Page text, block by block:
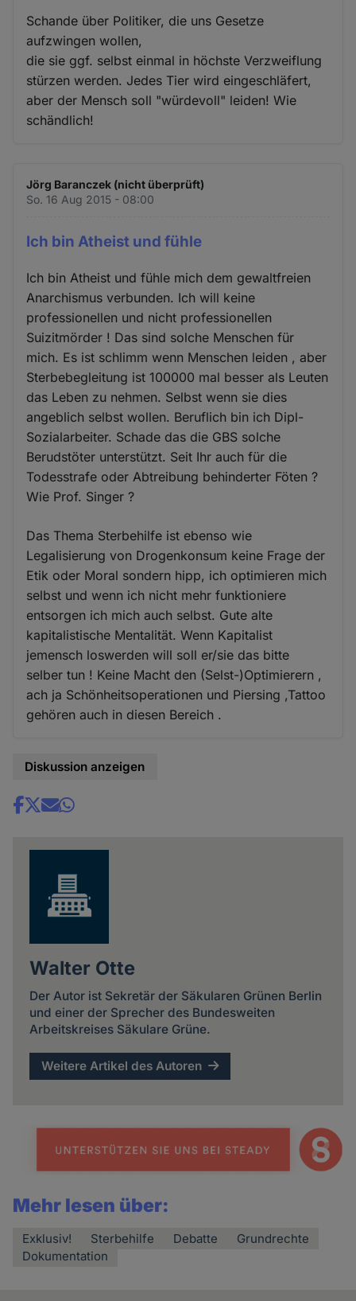
Schande über Politiker, die uns Gesetze
aufzwingen wollen,
die sie ggf. selbst einmal in höchste Verzweiflung
stürzen werden. Jedes Tier wird eingeschläfert,
aber der Mensch soll "würdevoll" leiden! Wie
schändlich!
Jörg Baranczek (nicht überprüft)
So. 16 Aug 2015 - 08:00
Ich bin Atheist und fühle
Ich bin Atheist und fühle mich dem gewaltfreien
Anarchismus verbunden. Ich will keine
professionellen und nicht professionellen
Suizitmörder ! Das sind solche Menschen für
mich. Es ist schlimm wenn Menschen leiden , aber
Sterbebegleitung ist 100000 mal besser als Leuten
das Leben zu nehmen. Selbst wenn sie dies
angeblich selbst wollen. Beruflich bin ich Dipl-
Sozialarbeiter. Schade das die GBS solche
Berudstöter unterstützt. Seit Ihr auch für die
Todesstrafe oder Abtreibung behinderter Föten ?
Wie Prof. Singer ?
Das Thema Sterbehilfe ist ebenso wie
Legalisierung von Drogenkonsum keine Frage der
Etik oder Moral sondern hipp, ich optimieren mich
selbst und wenn ich nicht mehr funktioniere
entsorgen ich mich auch selbst. Gute alte
kapitalistische Mentalität. Wenn Kapitalist
jemensch loswerden will soll er/sie das bitte
selber tun ! Keine Macht den (Selst-)Optimierern ,
ach ja Schönheitsoperationen und Piersing ,Tattoo
gehören auch in diesen Bereich .
Diskussion anzeigen
Share
Walter Otte
Der Autor ist Sekretär der Säkularen Grünen Berlin
und einer der Sprecher des Bundesweiten
Arbeitskreises Säkulare Grüne.
Weitere Artikel des Autoren
Mehr lesen über:
Exklusiv! Sterbehilfe Debatte
Grundrechte
Dokumentation